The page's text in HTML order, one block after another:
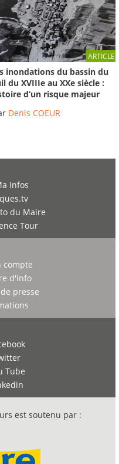
ARTICLE
inondations du bassin du
du XVIIIe au XXe siècle :
d’un risque majeur
Denis COEUR
Infos
du Maire
Tour
compte
d'info
presse
Tube
est soutenu par :